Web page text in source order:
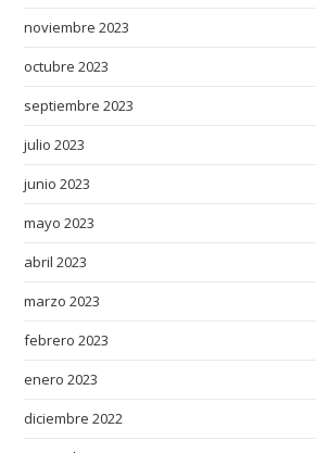
noviembre 2023
octubre 2023
septiembre 2023
julio 2023
junio 2023
mayo 2023
abril 2023
marzo 2023
febrero 2023
enero 2023
diciembre 2022